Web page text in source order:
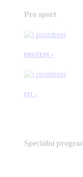
Pro sport
PROTEIN +
FIT +
Speciální